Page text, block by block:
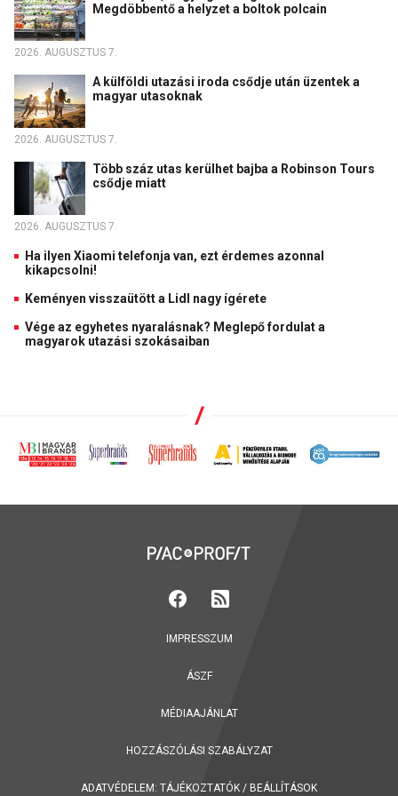
Megdöbbentő a helyzet a boltok polcain
2026. AUGUSZTUS 7.
A külföldi utazási iroda csődje után üzentek a
magyar utasoknak
2026. AUGUSZTUS 7.
Több száz utas kerülhet bajba a Robinson Tours
csődje miatt
2026. AUGUSZTUS 7.
Ha ilyen Xiaomi telefonja van, ezt érdemes azonnal
kikapcsolni!
Keményen visszaütött a Lidl nagy ígérete
Vége az egyhetes nyaralásnak? Meglepő fordulat a
magyarok utazási szokásaiban
IMPRESSZUM
ÁSZF
MÉDIAAJÁNLAT
HOZZÁSZÓLÁSI SZABÁLYZAT
ADATVÉDELEM: TÁJÉKOZTATÓK / BEÁLLÍTÁSOK